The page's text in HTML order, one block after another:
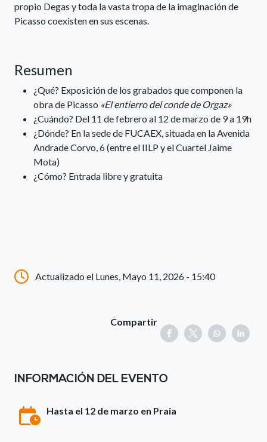
propio Degas y toda la vasta tropa de la imaginación de
Picasso coexisten en sus escenas.
Resumen
¿Qué? Exposición de los grabados que componen la
obra de Picasso «El entierro del conde de Orgaz»
¿Cuándo? Del 11 de febrero al 12 de marzo de 9 a 19h
¿Dónde? En la sede de FUCAEX, situada en la Avenida
Andrade Corvo, 6 (entre el IILP y el Cuartel Jaime
Mota)
¿Cómo? Entrada libre y gratuita
Actualizado el Lunes, Mayo 11, 2026 - 15:40
Compartir
INFORMACIÓN DEL EVENTO
Hasta el 12 de marzo en Praia